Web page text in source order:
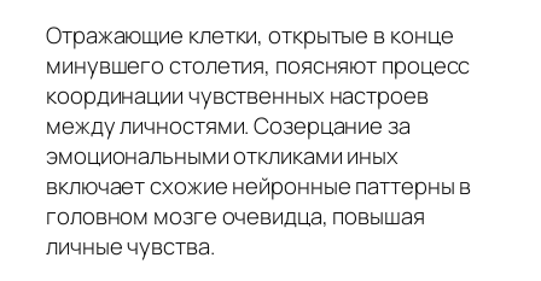
Отражающие клетки, открытые в конце
минувшего столетия, поясняют процесс
координации чувственных настроев
между личностями. Созерцание за
эмоциональными откликами иных
включает схожие нейронные паттерны в
головном мозге очевидца, повышая
личные чувства.